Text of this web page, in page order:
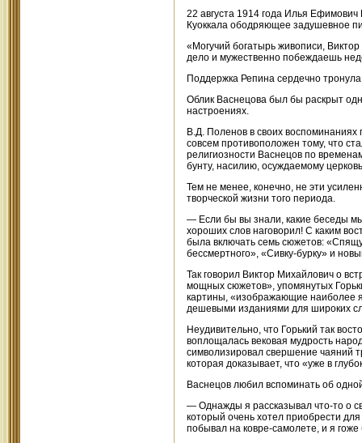
22 августа 1914 года Илья
Куоккала ободряющее задушевное
«Могучий богатырь живописи,
дело и мужественно побеждаешь
Поддержка Репина сердечно
Облик Васнецова был бы раскрыт
настроениях.
В.Д. Поленов в своих
совсем противоположен тому, что
религиозности Васнецов по
бунту, насилию, осуждаемому
Тем не менее, конечно, не эти
творческой жизни того периода.
— Если бы вы знали, какие беседы
хороших слов наговорил! С каким
была включать семь сюжетов:
бессмертного», «Сивку-бурку» и
Так говорил Виктор Михайлович о
мощных сюжетов», упомянутых
картины, «изображающие наиболее
дешевыми изданиями для широких
Неудивительно, что Горький так
воплощалась вековая мудрость
символизировал свершение чаяний
которая доказывает, что «уже в
Васнецов любил вспоминать об
— Однажды я рассказывал что-то о
который очень хотел приобрести
побывал на ковре-самолете, и я